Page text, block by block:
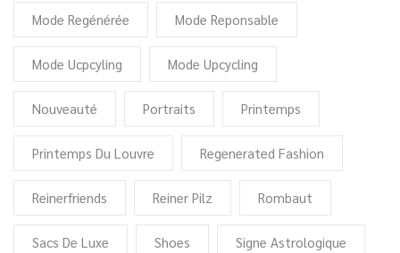
Mode Regénérée Mode Reponsable
Mode Ucpcyling Mode Upcycling
Nouveauté Portraits Printemps
Printemps Du Louvre Regenerated Fashion
Reinerfriends Reiner Pilz Rombaut
Sacs De Luxe Shoes Signe Astrologique